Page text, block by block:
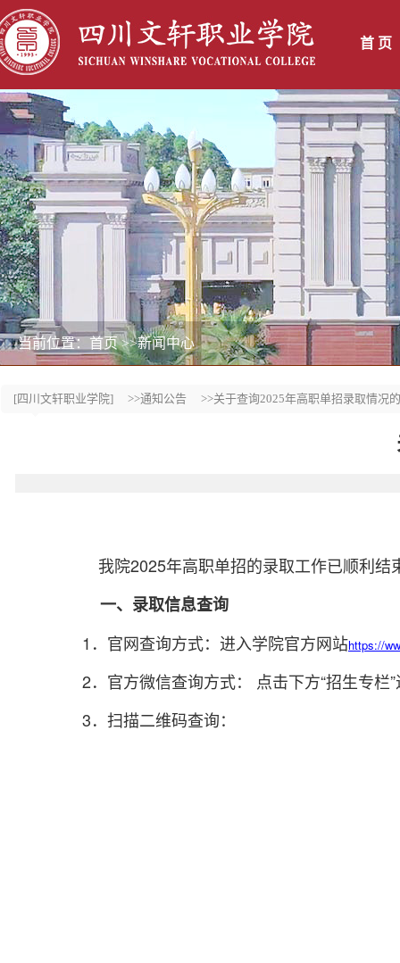
[四川文轩职业学院] >>通知公告 >>关于查询2025年高职单招录取情况
我院2025年高职单招的录取工作已顺利结
一、录取信息查询
1．官网查询方式：进入学院官方网站https://
2．官方微信查询方式： 点击下方“招生专栏
3．扫描二维码查询：
当前位置：首页>>新闻中心
首 页